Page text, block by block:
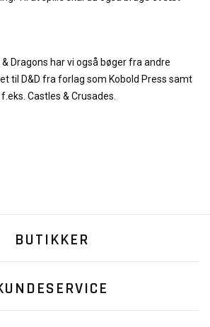
Dragons har vi også bøger fra andre
til D&D fra forlag som Kobold Press samt
Castles & Crusades.
BUTIKKER